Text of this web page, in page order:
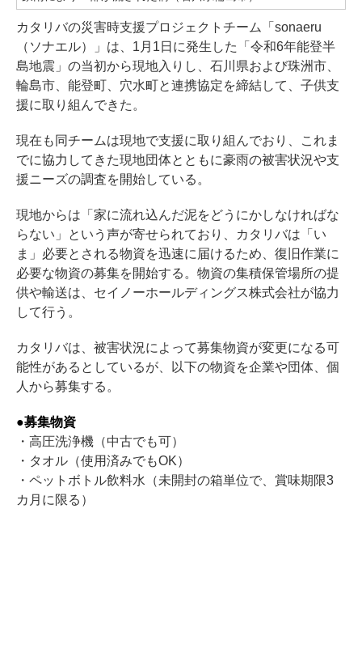
カタリバの災害時支援プロジェクトチーム「sonaeru
（ソナエル）」は、1月1日に発生した「令和6年能登半
島地震」の当初から現地入りし、石川県および珠洲市、
輪島市、能登町、穴水町と連携協定を締結して、子供支
援に取り組んできた。
現在も同チームは現地で支援に取り組んでおり、これま
でに協力してきた現地団体とともに豪雨の被害状況や支
援ニーズの調査を開始している。
現地からは「家に流れ込んだ泥をどうにかしなければな
らない」という声が寄せられており、カタリバは「い
ま」必要とされる物資を迅速に届けるため、復旧作業に
必要な物資の募集を開始する。物資の集積保管場所の提
供や輸送は、セイノーホールディングス株式会社が協力
して行う。
カタリバは、被害状況によって募集物資が変更になる可
能性があるとしているが、以下の物資を企業や団体、個
人から募集する。
●募集物資
・高圧洗浄機（中古でも可）
・タオル（使用済みでもOK）
・ペットボトル飲料水（未開封の箱単位で、賞味期限3
カ月に限る）